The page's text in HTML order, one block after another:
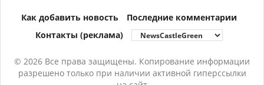
Как добавить новость
Последние комментарии
Контакты (реклама)
© 2026 Все права защищены. Копирование информации
разрешено только при наличии активной гиперссылки